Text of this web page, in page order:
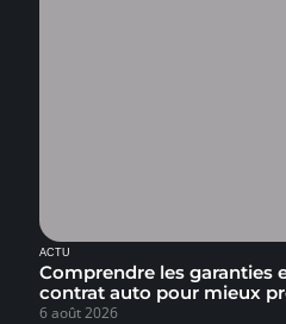
ACTU
Comprendre les garanties
contrat auto pour mieux
6 août 2026